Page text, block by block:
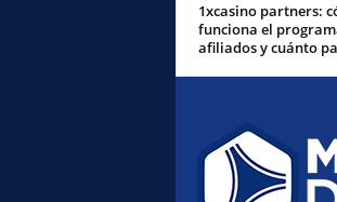
1xcasino partners:
funciona el
afiliados y cuánto